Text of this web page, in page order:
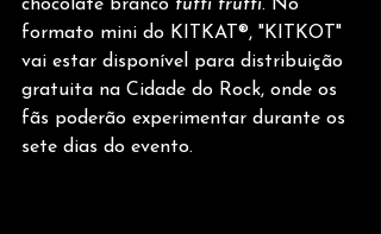
chocolate branco tutti frutti. No
formato mini do KITKAT®, "KITKOT"
vai estar disponível para distribuição
gratuita na Cidade do Rock, onde os
fãs poderão experimentar durante os
sete dias do evento.